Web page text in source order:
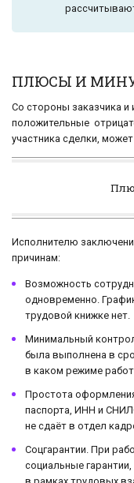
ПЛЮСЫ И
Со стороны заказчика и
положительные
участника сделки,
Исполнителю
причинам:
Возможность
одновременно.
трудовой книжке нет.
Минимальный
была выполнена в
в каком режиме
Простота
паспорта, ИНН и
не сдаёт в отдел
Соцгарантии. При
социальные